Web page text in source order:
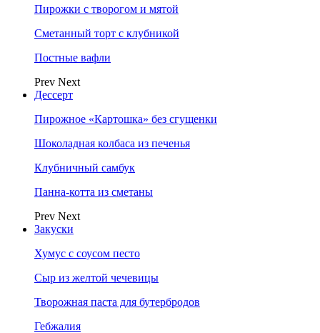
Пирожки с творогом и мятой
Сметанный торт с клубникой
Постные вафли
Prev Next
Дессерт
Пирожное «Картошка» без сгущенки
Шоколадная колбаса из печенья
Клубничный самбук
Панна-котта из сметаны
Prev Next
Закуски
Хумус с соусом песто
Сыр из желтой чечевицы
Творожная паста для бутербродов
Гебжалия